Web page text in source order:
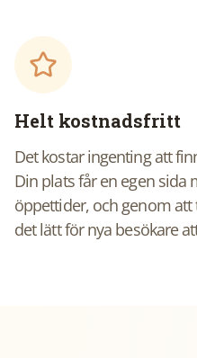
Helt kostnadsfritt
Det kostar ingenting att
Din plats får en egen sida
öppettider, och genom
det lätt för nya besökare